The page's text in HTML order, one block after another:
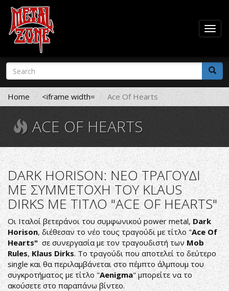
Skip
main
content
Search
form
Search
Home <iframe width= Ace Of Hearts
ACE OF HEARTS
DARK HORISON: ΝΕΟ ΤΡΑΓΟΥΔΙ
ΜΕ ΣΥΜΜΕΤΟΧΗ ΤΟΥ KLAUS
DIRKS ΜΕ ΤΙΤΛΟ "ACE OF HEARTS"
Οι Ιταλοί βετεράνοι του συμφωνικού power metal,Dark
Horison, διέθεσαν το νέο τους τραγούδι με τίτλο "Ace Of
Hearts"σε συνεργασία με τον τραγουδιστή των Mob
Rules,Klaus Dirks. Το τραγούδι που αποτελεί το δεύτερο
single και θα περιλαμβάνεται στο πέμπτο άλμπουμ του
συγκροτήματος με τίτλο "Aenigma" μπορείτε να το
ακούσετε στο παραπάνω βίντεο.